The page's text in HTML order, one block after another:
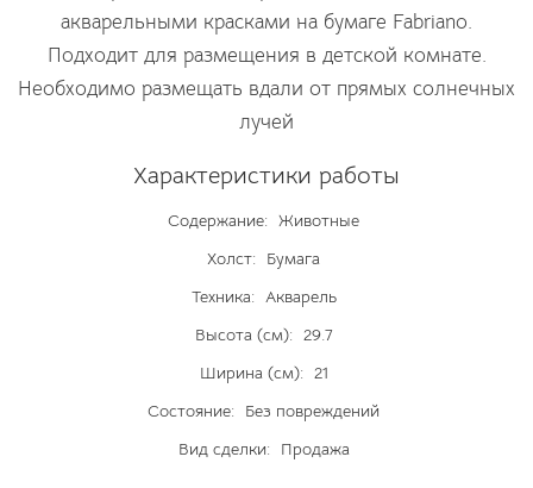
акварельными красками на бумаге Fabriano.
Подходит для размещения в детской комнате.
Необходимо размещать вдали от прямых солнечных
лучей
Характеристики работы
Содержание: Животные
Холст:
Бумага
Техника: Акварель
Высота (см): 29.7
Ширина (см): 21
Состояние:
Без повреждений
Вид сделки:
Продажа